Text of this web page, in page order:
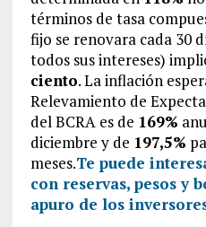
términos de tasa
fijo se renovara cada 30
todos sus intereses)
ciento. La inflación
Relevamiento de
del BCRA es de 169%
diciembre y de 197,5%
meses.Te puede
con reservas, pesos y
apuro de los